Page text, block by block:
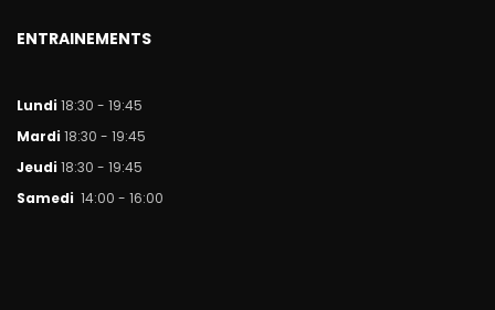
ENTRAINEMENTS
Lundi 18:30 - 19:45
Mardi 18:30 - 19:45
Jeudi 18:30 - 19:45
Samedi 14:00 - 16:00